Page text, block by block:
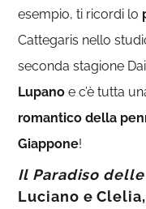
esempio, ti ricordi lo
Cattegaris nello
seconda stagione
Lupano e c’è tutta
romantico della
Giappone!
Il Paradiso
Luciano e Clelia,